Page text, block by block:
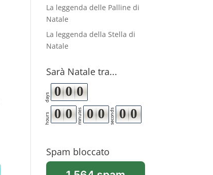
La leggenda delle Palline di
Natale
La leggenda della Stella di
Natale
Sarà Natale tra...
days 0 0 0
hours 0 0 minutes 0 0 seconds 0 0
Spam bloccato